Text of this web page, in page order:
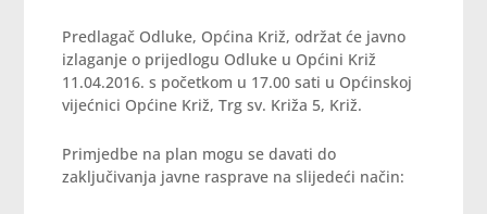
Predlagač Odluke, Općina Križ, održat će javno
izlaganje o prijedlogu Odluke u Općini Križ
11.04.2016. s početkom u 17.00 sati u Općinskoj
vijećnici Općine Križ, Trg sv. Križa 5, Križ.
Primjedbe na plan mogu se davati do
zaključivanja javne rasprave na slijedeći način: